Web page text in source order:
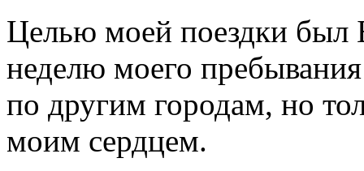
Целью моей поездки был
неделю моего пребывания
по другим городам, но
моим сердцем.